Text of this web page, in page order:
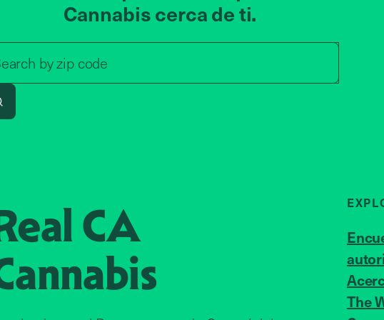
Cannabis cerca de ti.
byzip code
Search by zip code, address, or store name
CA
The